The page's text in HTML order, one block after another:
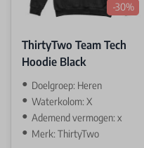
-30%
ThirtyTwo Team Tech
Hoodie Black
Doelgroep: Heren
Waterkolom: X
Ademend vermogen: x
Merk: ThirtyTwo